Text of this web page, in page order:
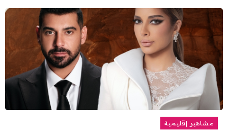
مشاهير إقليمية